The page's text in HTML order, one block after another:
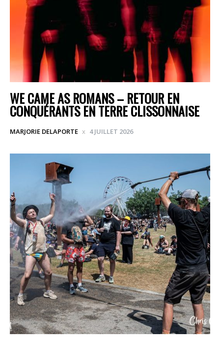
WE CAME AS ROMANS – RETOUR EN
CONQUÉRANTS EN TERRE CLISSONNAISE
MARJORIE DELAPORTE 4 JUILLET 2026